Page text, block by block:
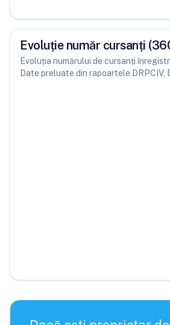
Evoluție număr cursanți
Evoluția numărului de cursanți
Date preluate din rapoartele DRPCIV,